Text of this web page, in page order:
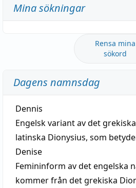
Mina sökningar
Rensa mina
sökord
Dagens namnsdag
Dennis
Engelsk variant av det
latinska Dionysius, som
Denise
Femininform av det engelska
kommer från det grekiska